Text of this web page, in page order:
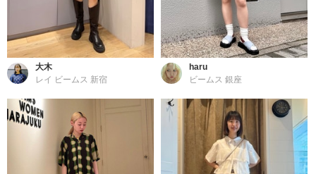
大木
レイ ビームス 新宿
haru
ビームス 銀座